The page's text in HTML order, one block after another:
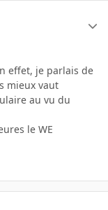
effet, je parlais de
mieux vaut
au vu du
le WE